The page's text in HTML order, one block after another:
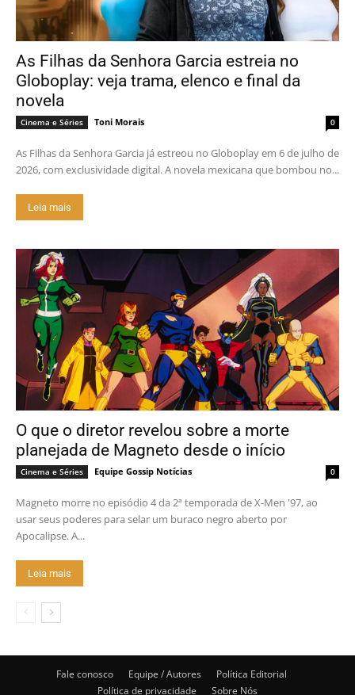
As Filhas da Senhora Garcia estreia no
Globoplay: veja trama, elenco e final da
novela
Cinema e Séries Toni Morais 0
As Filhas da Senhora Garcia já estreou no Globoplay em 6 de julho de
2026, com exclusividade digital. A novela mexicana que bombou no...
Leia mais
O que o diretor revelou sobre a morte
planejada de Magneto desde o início
Cinema e Séries Equipe Gossip Notícias 0
Magneto morre no episódio 4 da 2ª temporada de X-Men '97, ao
usar seus poderes para selar um buraco negro aberto por
Apocalipse. A...
Leia mais
Fale conosco Equipe / Autores
Política Editorial
Política de privacidade
Sobre Nós